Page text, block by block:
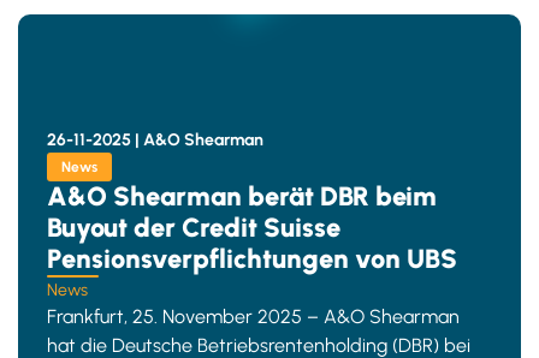
26-11-2025 | A&O Shearman
News
A&O Shearman berät DBR beim
Buyout der Credit Suisse
Pensionsverpflichtungen von UBS
News
Frankfurt, 25. November 2025 – A&O Shearman
hat die Deutsche Betriebsrentenholding (DBR) bei